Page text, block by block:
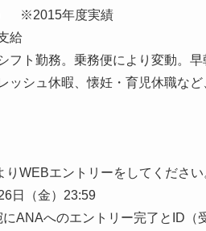
年度実績
給
乗務便により変動。早朝、
休暇、懐妊・育児休職など、
WEBエントリーをしてください
日（金）23:59
ANAへのエントリー完了とID（